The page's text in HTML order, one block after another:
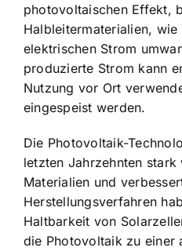
photovoltaischen Effekt,
Halbleitermaterialien,
elektrischen Strom
produzierte Strom kann
Nutzung vor Ort
eingespeist werden.
Die Photovoltaik-
letzten Jahrzehnten
Materialien und
Herstellungsverfahren
Haltbarkeit von
die Photovoltaik zu einer